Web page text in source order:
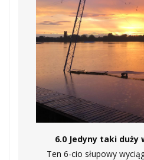
6.0 Jedyny taki duży
Ten 6-cio słupowy